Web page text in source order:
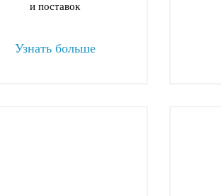
и поставок
Узнать больше